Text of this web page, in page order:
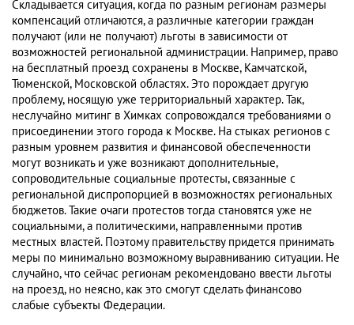
Складывается ситуация, когда по разным регионам размеры
компенсаций отличаются, а различные категории граждан
получают (или не получают) льготы в зависимости от
возможностей региональной администрации. Например, право
на бесплатный проезд сохранены в Москве, Камчатской,
Тюменской, Московской областях. Это порождает другую
проблему, носящую уже территориальный характер. Так,
неслучайно митинг в Химках сопровождался требованиями о
присоединении этого города к Москве. На стыках регионов с
разным уровнем развития и финансовой обеспеченности
могут возникать и уже возникают дополнительные,
сопроводительные социальные протесты, связанные с
региональной диспропорцией в возможностях региональных
бюджетов. Такие очаги протестов тогда становятся уже не
социальными, а политическими, направленными против
местных властей. Поэтому правительству придется принимать
меры по минимально возможному выравниванию ситуации. Не
случайно, что сейчас регионам рекомендовано ввести льготы
на проезд, но неясно, как это смогут сделать финансово
слабые субъекты Федерации.